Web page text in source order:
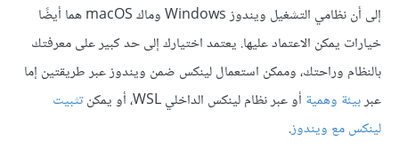
إلى أن نظامي التشغيل ويندوز Windows وماك macOS هما أيضًا
خيارات يمكن الاعتماد عليها. يعتمد اختيارك إلى حد كبير على معرفتك
بالنظام وراحتك، وممكن استعمال لينكس ضمن ويندوز عبر طريقتين إما
عبربيئة وهمية أو عبر نظام لينكس الداخلي WSL، أو يمكن
تثبيت
لينكس مع ويندوز.